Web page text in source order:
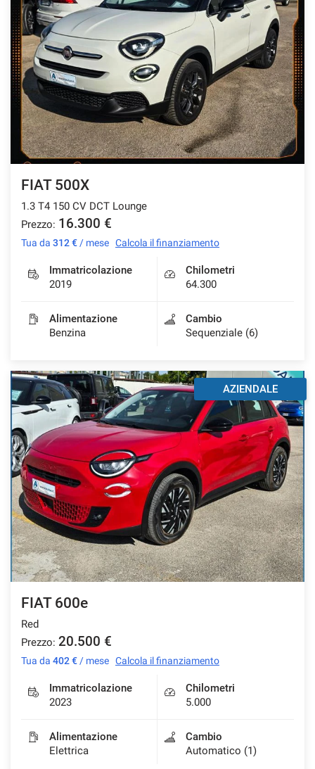
FIAT 500X
1.3 T4 150 CV DCT Lounge
Prezzo: 16.300 €
Tua da 312 € / mese Calcola il finanziamento
Immatricolazione
2019
Chilometri
64.300
Alimentazione
Benzina
Cambio
Sequenziale (6)
AZIENDALE
FIAT 600e
Red
Prezzo: 20.500 €
Tua da 402 € / mese Calcola il finanziamento
Immatricolazione
2023
Chilometri
5.000
Alimentazione
Elettrica
Cambio
Automatico (1)